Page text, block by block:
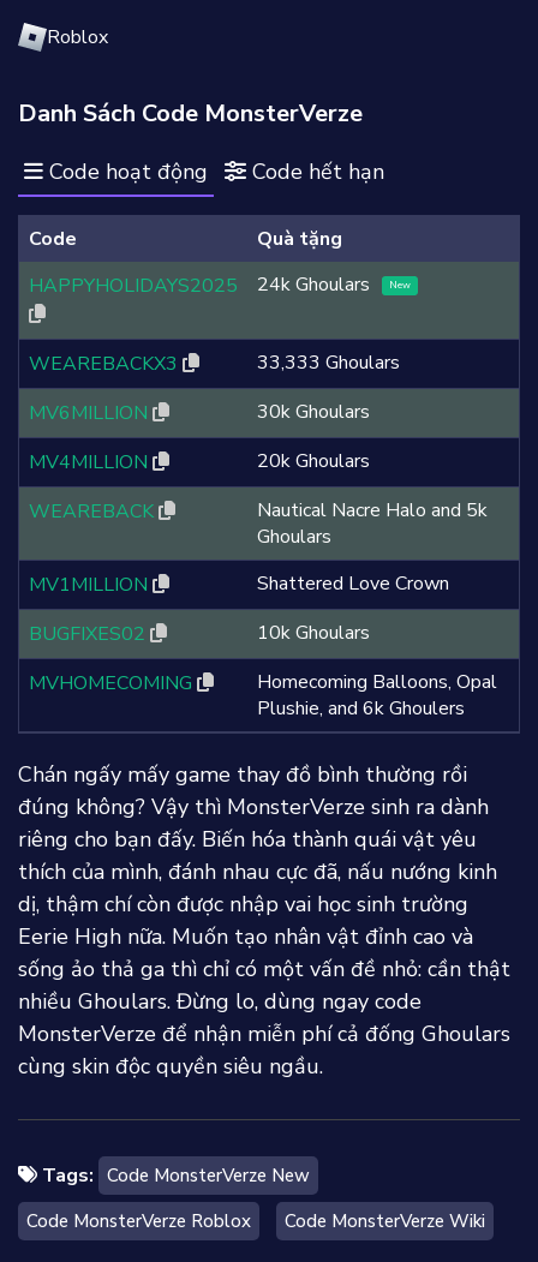
Roblox
Danh Sách Code MonsterVerze
Code hoạt động Code hết hạn
Code
Quà tặng
HAPPYHOLIDAYS2025
24k Ghoulars New
WEAREBACKX3
33,333 Ghoulars
MV6MILLION
30k Ghoulars
MV4MILLION
20k Ghoulars
WEAREBACK
Nautical Nacre Halo and 5k
Ghoulars
MV1MILLION
Shattered Love Crown
BUGFIXES02
10k Ghoulars
MVHOMECOMING
Homecoming Balloons, Opal
Plushie, and 6k Ghoulers
Chán ngấy mấy game thay đồ bình thường rồi
đúng không? Vậy thì MonsterVerze sinh ra dành
riêng cho bạn đấy. Biến hóa thành quái vật yêu
thích của mình, đánh nhau cực đã, nấu nướng kinh
dị, thậm chí còn được nhập vai học sinh trường
Eerie High nữa. Muốn tạo nhân vật đỉnh cao và
sống ảo thả ga thì chỉ có một vấn đề nhỏ: cần thật
nhiều Ghoulars. Đừng lo, dùng ngay code
MonsterVerze để nhận miễn phí cả đống Ghoulars
cùng skin độc quyền siêu ngầu.
Tags: Code MonsterVerze New
Code MonsterVerze Roblox
Code MonsterVerze Wiki